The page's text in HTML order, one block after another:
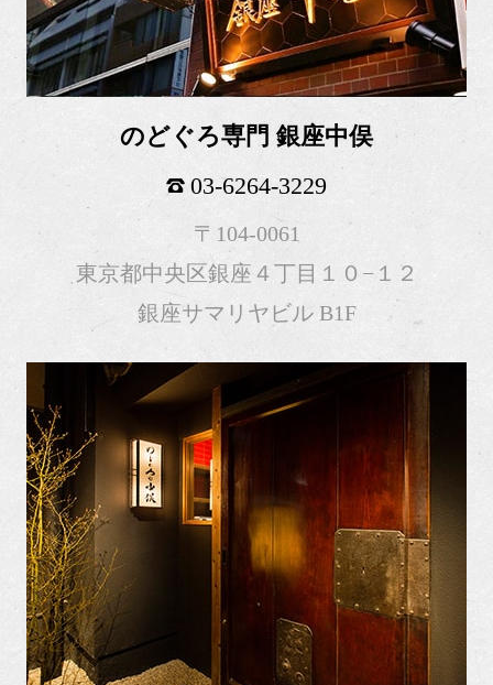
のどぐろ専門 銀座中俣
03-6264-3229
〒104-0061
東京都中央区銀座４丁目１０−１２
銀座サマリヤビル B1F